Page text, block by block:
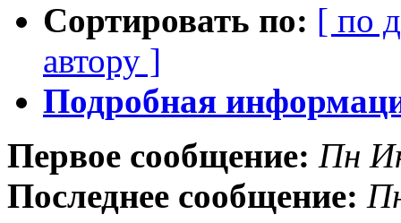
Сортировать по: [ по
автору ]
Подробная
Первое сообщение: Пн
Последнее сообщение: